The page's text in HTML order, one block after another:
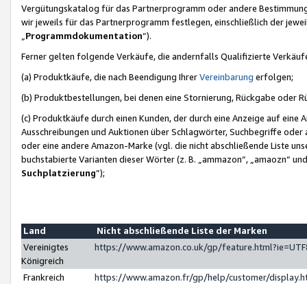
Vergütungskatalog für das Partnerprogramm oder andere
wir jeweils für das Partnerprogramm festlegen, einschließlich der
Programmdokumentation“).
Ferner gelten folgende Verkäufe, die andernfalls Qualifizierte
(a) Produktkäufe, die nach Beendigung IhrerVereinbarung erfolgen;
(b) Produktbestellungen, bei denen eine Stornierung, Rückgabe oder
(c) Produktkäufe durch einen Kunden, der durch eine Anzeige auf
Ausschreibungen und Auktionen über Schlagwörter, Suchbegriffe
oder eine andere Amazon-Marke (vgl. die nicht abschließende Liste
buchstabierte Varianten dieser Wörter (z. B. „ammazon“, „amaozn“
Suchplatzierung”);
Land
Nicht abschließende Liste der Marken
Vereinigtes
Königreich
https://www.amazon.co.uk/gp/
Frankreich
https://www.amazon.fr/gp/help/customer/